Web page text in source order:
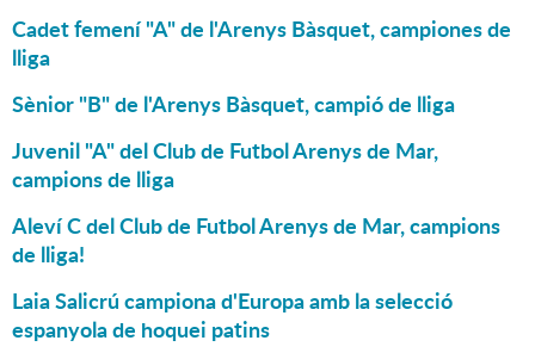
Cadet femení "A" de l'Arenys Bàsquet, campiones de
lliga
Sènior "B" de l'Arenys Bàsquet, campió de lliga
Juvenil "A" del Club de Futbol Arenys de Mar,
campions de lliga
Aleví C del Club de Futbol Arenys de Mar, campions
de lliga!
Laia Salicrú campiona d'Europa amb la selecció
espanyola de hoquei patins